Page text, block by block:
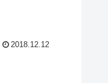
2018.12.12